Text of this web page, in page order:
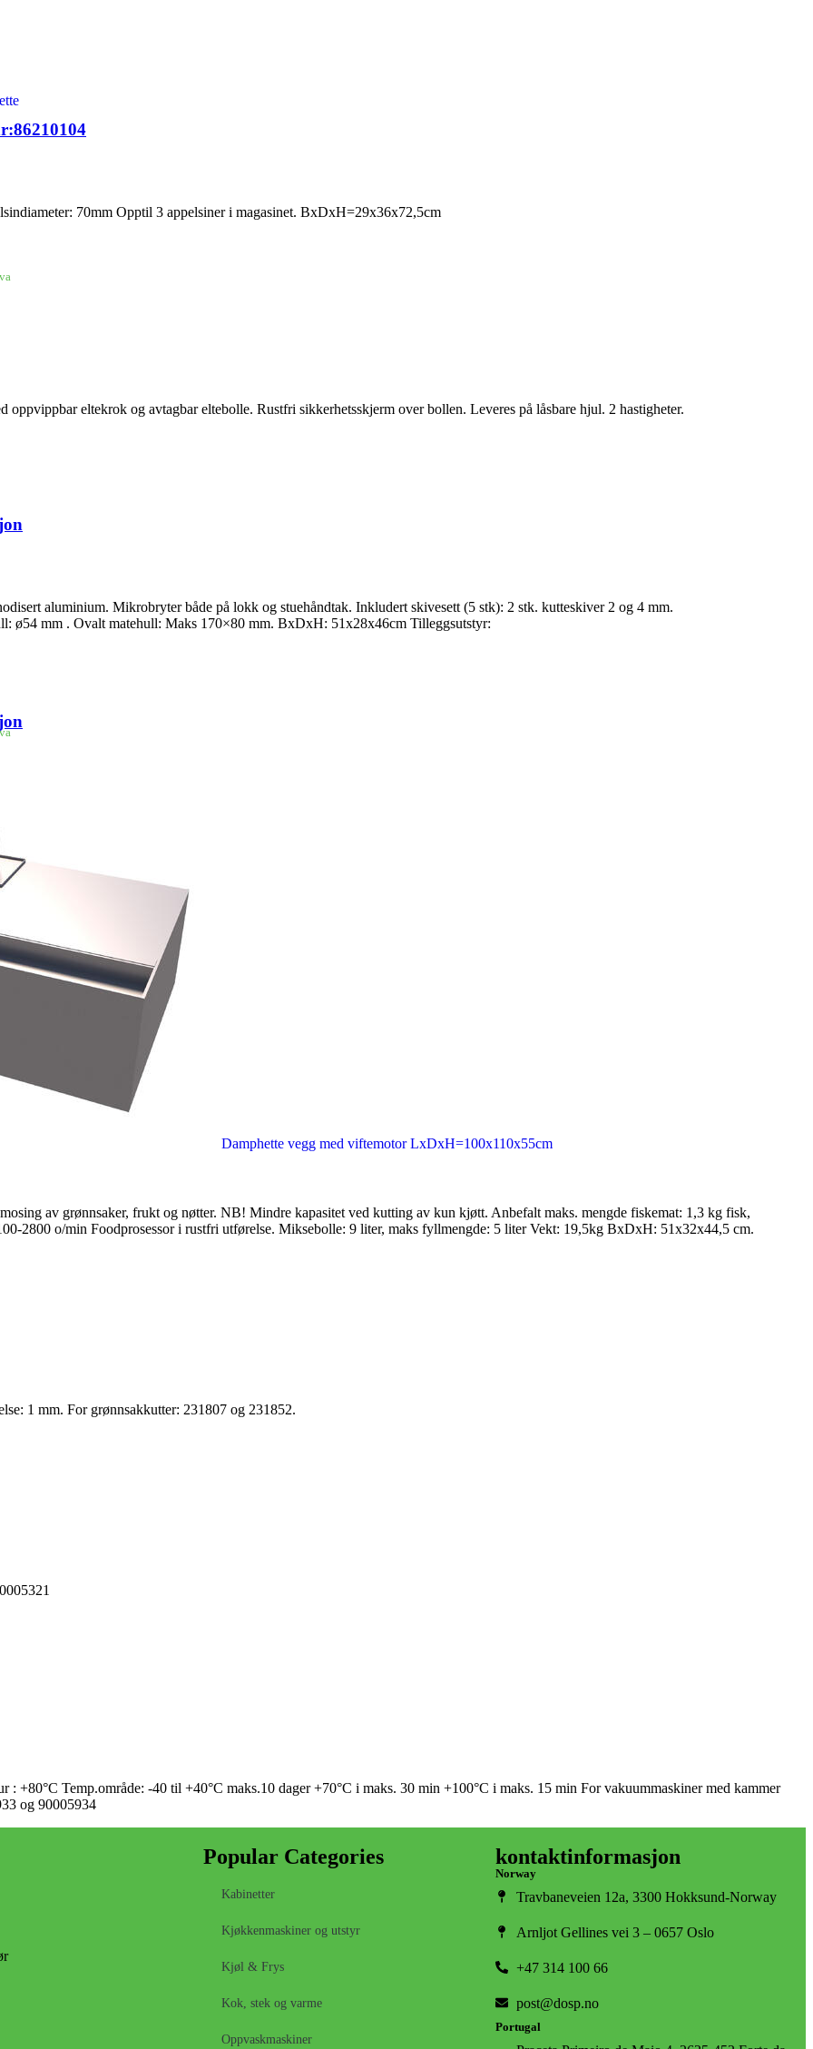
Damphette vegg med viftemotor LxDxH=100x110x55cm
70mm Opptil 3 appelsiner i magasinet. BxDxH=29x36x72,5cm
eltekrok og avtagbar eltebolle. Rustfri sikkerhetsskjerm over bollen. Leveres på låsbare hjul. 2 hastigheter.
aluminium. Mikrobryter både på lokk og stuehåndtak. Inkludert skivesett (5 stk): 2 stk. kutteskiver 2 og 4 mm.
ø54 mm . Ovalt matehull: Maks 170×80 mm. BxDxH: 51x28x46cm Tilleggsutstyr:
av grønnsaker, frukt og nøtter. NB! Mindre kapasitet ved kutting av kun kjøtt. Anbefalt maks. mengde fiskemat: 1,3 kg fisk,
2800 o/min Foodprosessor i rustfri utførelse. Miksebolle: 9 liter, maks fyllmengde: 5 liter Vekt: 19,5kg BxDxH: 51x32x44,5 cm.
1 mm. For grønnsakkutter: 231807 og 231852.
+80°C Temp.område: -40 til +40°C maks.10 dager +70°C i maks. 30 min +100°C i maks. 15 min For vakuummaskiner med kammer
og 90005934
Popular Categories
Kabinetter
Kjøkkenmaskiner og utstyr
Kjøl & Frys
Kok, stek og varme
Oppvaskmaskiner
kontaktinformasjon
Norway
Travbaneveien 12a, 3300 Hokksund-Norway
Arnljot Gellines vei 3 – 0657 Oslo
+47 314 100 66
post@dosp.no
Portugal